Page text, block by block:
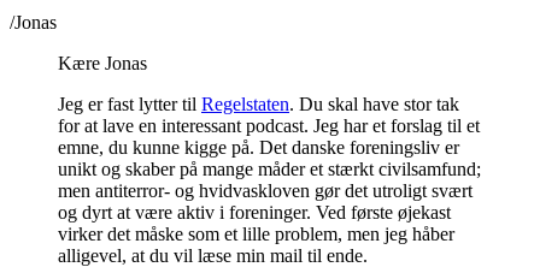
/Jonas
Kære Jonas
Jeg er fast lytter til Regelstaten. Du skal have stor tak
for at lave en interessant podcast. Jeg har et forslag til et
emne, du kunne kigge på. Det danske foreningsliv er
unikt og skaber på mange måder et stærkt civilsamfund;
men antiterror- og hvidvaskloven gør det utroligt svært
og dyrt at være aktiv i foreninger. Ved første øjekast
virker det måske som et lille problem, men jeg håber
alligevel, at du vil læse min mail til ende.